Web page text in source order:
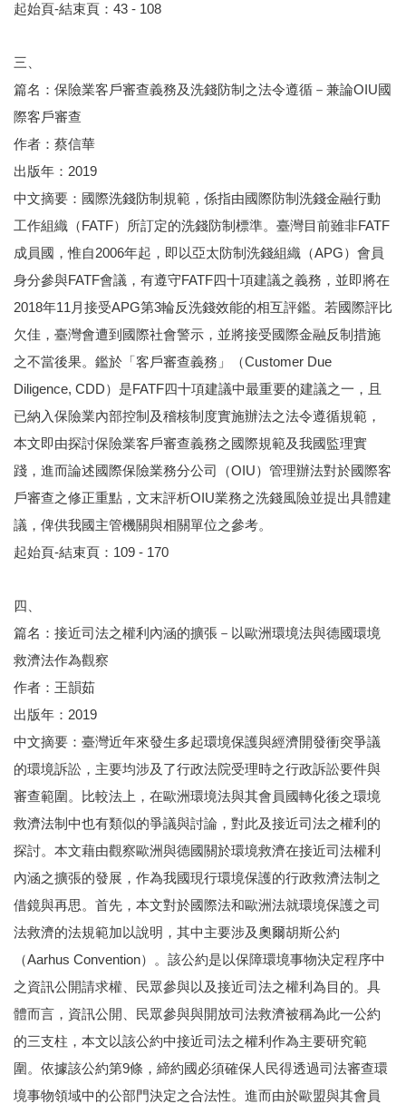
起始頁-結束頁：43 - 108
三、
篇名：保險業客戶審查義務及洗錢防制之法令遵循－兼論OIU國
際客戶審查
作者：蔡信華
出版年：2019
中文摘要：國際洗錢防制規範，係指由國際防制洗錢金融行動
工作組織（FATF）所訂定的洗錢防制標準。臺灣目前雖非FATF
成員國，惟自2006年起，即以亞太防制洗錢組織（APG）會員
身分參與FATF會議，有遵守FATF四十項建議之義務，並即將在
2018年11月接受APG第3輪反洗錢效能的相互評鑑。若國際評比
欠佳，臺灣會遭到國際社會警示，並將接受國際金融反制措施
之不當後果。鑑於「客戶審查義務」（Customer Due
Diligence, CDD）是FATF四十項建議中最重要的建議之一，且
已納入保險業內部控制及稽核制度實施辦法之法令遵循規範，
本文即由探討保險業客戶審查義務之國際規範及我國監理實
踐，進而論述國際保險業務分公司（OIU）管理辦法對於國際客
戶審查之修正重點，文末評析OIU業務之洗錢風險並提出具體建
議，俾供我國主管機關與相關單位之參考。
起始頁-結束頁：109 - 170
四、
篇名：接近司法之權利內涵的擴張－以歐洲環境法與德國環境
救濟法作為觀察
作者：王韻茹
出版年：2019
中文摘要：臺灣近年來發生多起環境保護與經濟開發衝突爭議
的環境訴訟，主要均涉及了行政法院受理時之行政訴訟要件與
審查範圍。比較法上，在歐洲環境法與其會員國轉化後之環境
救濟法制中也有類似的爭議與討論，對此及接近司法之權利的
探討。本文藉由觀察歐洲與德國關於環境救濟在接近司法權利
內涵之擴張的發展，作為我國現行環境保護的行政救濟法制之
借鏡與再思。首先，本文對於國際法和歐洲法就環境保護之司
法救濟的法規範加以說明，其中主要涉及奧爾胡斯公約
（Aarhus Convention）。該公約是以保障環境事物決定程序中
之資訊公開請求權、民眾參與以及接近司法之權利為目的。具
體而言，資訊公開、民眾參與與開放司法救濟被稱為此一公約
的三支柱，本文以該公約中接近司法之權利作為主要研究範
圍。依據該公約第9條，締約國必須確保人民得透過司法審查環
境事物領域中的公部門決定之合法性。進而由於歐盟與其會員